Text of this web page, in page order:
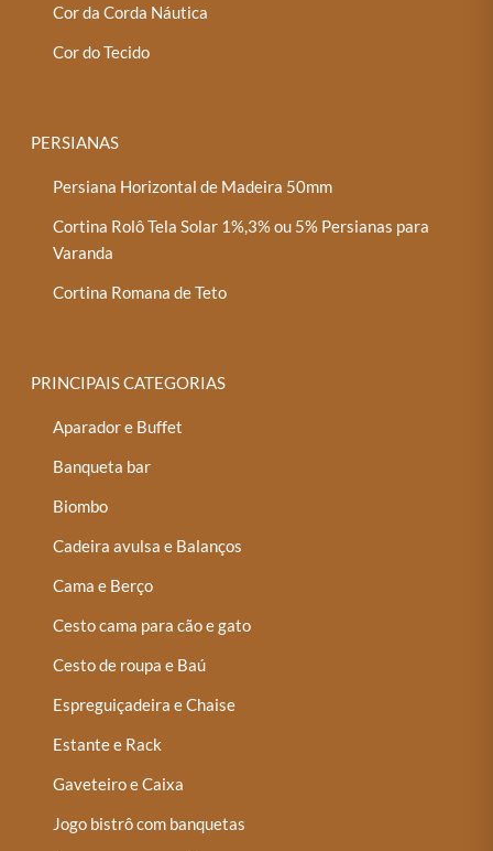
Cor da Corda Náutica
Cor do Tecido
PERSIANAS
Persiana Horizontal de Madeira 50mm
Cortina Rolô Tela Solar 1%,3% ou 5% Persianas para
Varanda
Cortina Romana de Teto
PRINCIPAIS CATEGORIAS
Aparador e Buffet
Banqueta bar
Biombo
Cadeira avulsa e Balanços
Cama e Berço
Cesto cama para cão e gato
Cesto de roupa e Baú
Espreguiçadeira e Chaise
Estante e Rack
Gaveteiro e Caixa
Jogo bistrô com banquetas